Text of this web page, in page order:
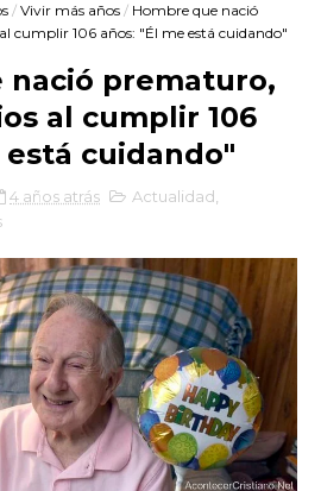
/ Vivir más años / Hombre que nació
cumplir 106 años: "Él me está cuidando"
nació prematuro,
al cumplir 106
está cuidando"
4 años atrás Actualidad